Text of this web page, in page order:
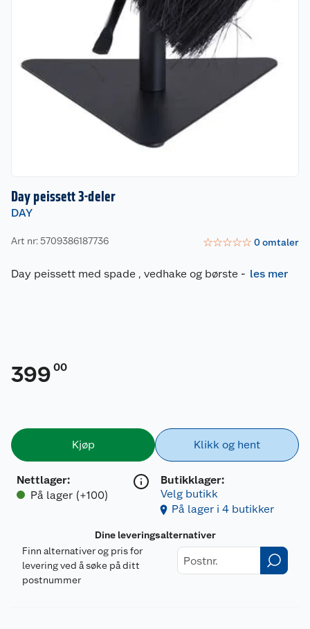
Day peissett 3-deler
DAY
Art nr: 5709386187736 ☆☆☆☆☆ 0omtaler
Day peissett med spade , vedhake og børste - les mer
399 00
Kjøp
Nettlager:
På lager (+100)
Klikk og hent
Butikklager:
Velg butikk
På lager i 4 butikker
Dine leveringsalternativer
Finn alternativer og pris for
levering ved å søke på ditt
postnummer